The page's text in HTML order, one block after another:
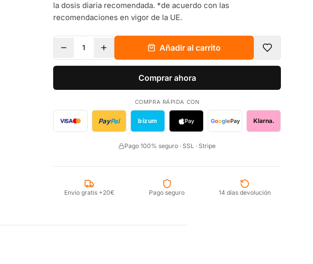
la dosis diaria recomendada. *de acuerdo con las
recomendaciones en vigor de la UE.
1 Añadir al carrito
Comprar ahora
COMPRA RÁPIDA CON
VISA PayPal bizum Pay GooglePay Klarna.
Pago 100% seguro · SSL · Stripe
Envío gratis +20€ Pago seguro 14 días devolución